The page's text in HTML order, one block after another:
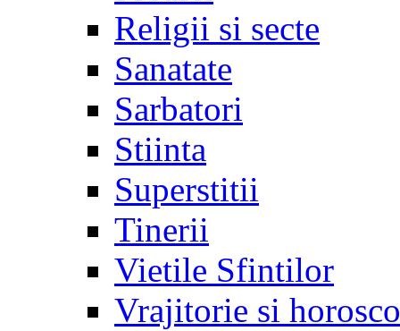
Religii si secte
Sanatate
Sarbatori
Stiinta
Superstitii
Tinerii
Vietile Sfintilor
Vrajitorie si